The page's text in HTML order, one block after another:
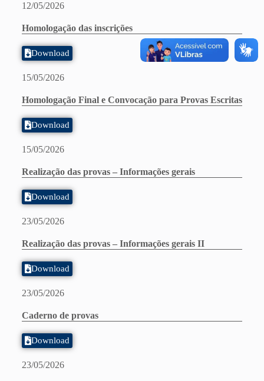
12/05/2026
Homologação das inscrições
Download
15/05/2026
Homologação Final e Convocação para Provas Escritas
Download
15/05/2026
Realização das provas – Informações gerais
Download
23/05/2026
Realização das provas – Informações gerais II
Download
23/05/2026
Caderno de provas
Download
23/05/2026